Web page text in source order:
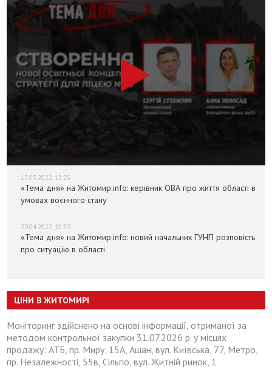
13.05.2022, 13:25
«Тема дня» на Житомир.info: керівник ОВА про життя області в
умовах воєнного стану
29.04.2022, 10:59
«Тема дня» на Житомир.info: новий начальник ГУНП розповість
про ситуацію в області
ЦІНИ В ЖИТОМИРІ
Моніторинг здійснено на основі інформації, отриманої за
методом контрольної закупки 31.07.2026 р. у місцях
продажу: АТБ, пр. Миру, 15А, Ашан, вул. Київська, 77, Метро,
пр. Незалежності, 55в, Сільпо, вул. Житній ринок, 1